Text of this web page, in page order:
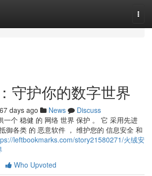
守护你的数字世界
67 days ago News
Discuss
一个 稳健 的 网络 世界 保护 。 它 采用先进
御各类 的 恶意软件 ， 维护您的 信息安全 和
leftbookmarks.com/story21580271/火绒安
Who Upvoted